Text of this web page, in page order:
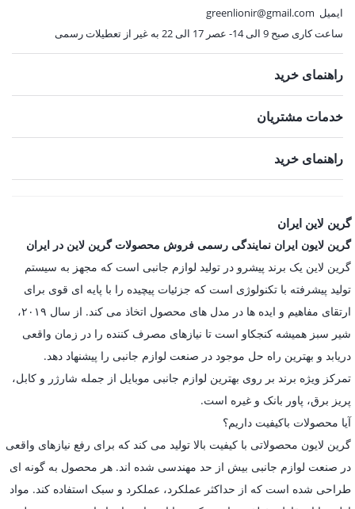
ایمیل greenlionir@gmail.com
ساعت کاری صبح 9 الی 14- عصر 17 الی 22 به غیر از تعطیلات رسمی
راهنمای خرید
خدمات مشتریان
راهنمای خرید
گرین لاین ایران
گرین لایون ایران نمایندگی رسمی فروش محصولات گرین لاین در ایران
گرین لاین یک برند پیشرو در تولید لوازم جانبی است که مجهز به سیستم
تولید پیشرفته با تکنولوژی است که جزئیات پیچیده را با پایه ای قوی برای
ارتقای مفاهیم و ایده ها در مدل های محصول اتخاذ می کند. از سال ۲۰۱۹،
شیر سبز همیشه کنجکاو است تا نیازهای مصرف کننده را در زمان واقعی
دریابد و بهترین راه حل موجود در صنعت لوازم جانبی را پیشنهاد دهد.
تمرکز ویژه برند بر روی بهترین لوازم جانبی موبایل از جمله شارژر و کابل،
پریز برق، پاور بانک و غیره است.
آیا محصولات باکیفیت داریم؟
گرین لایون محصولاتی با کیفیت بالا تولید می کند که برای رفع نیازهای واقعی
در صنعت لوازم جانبی بیش از حد مهندسی شده اند. هر محصول به گونه ای
طراحی شده است که از حداکثر عملکرد، عملکرد و سبک استفاده کند. مواد